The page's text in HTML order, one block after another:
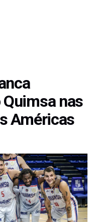
nas
Américas